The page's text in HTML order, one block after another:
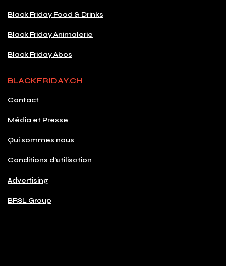
Black Friday Food & Drinks
Black Friday Animalerie
Black Friday Abos
BLACKFRIDAY.CH
Contact
Média et Presse
Qui sommes nous
Conditions d'utilisation
Advertising
BRSL Group